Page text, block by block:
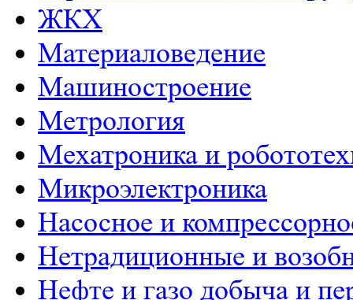
ЖКХ
Материаловедение
Машиностроение
Метрология
Мехатроника и
Микроэлектроника
Насосное и
Нетрадиционные и
Нефте и газо добыча и